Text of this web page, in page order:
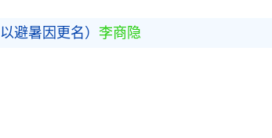
避暑因更名） 李商隐